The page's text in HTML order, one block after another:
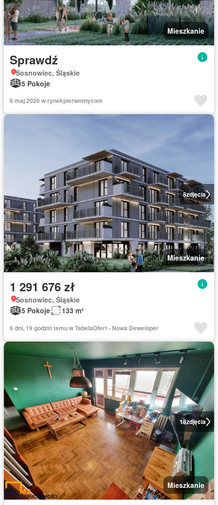
Mieszkanie
Sprawdź
Sosnowiec, Śląskie
5 Pokoje
6 maj 2026 w rynekpierwotnycom
8zdjęcia
Mieszkanie
1 291 676 zł
Sosnowiec, Śląskie
5 Pokoje
133 m²
6 dni, 19 godzin temu w TabelaOfert - Nowa Deweloper
18zdjęcia
Mieszkanie